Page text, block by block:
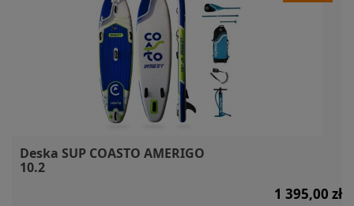
Deska SUP COASTO AMERIGO
10.2
1 395,00 zł